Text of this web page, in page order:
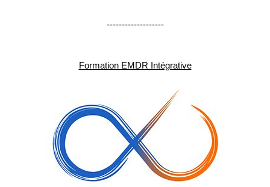
-------------------
Formation EMDR Intégrative